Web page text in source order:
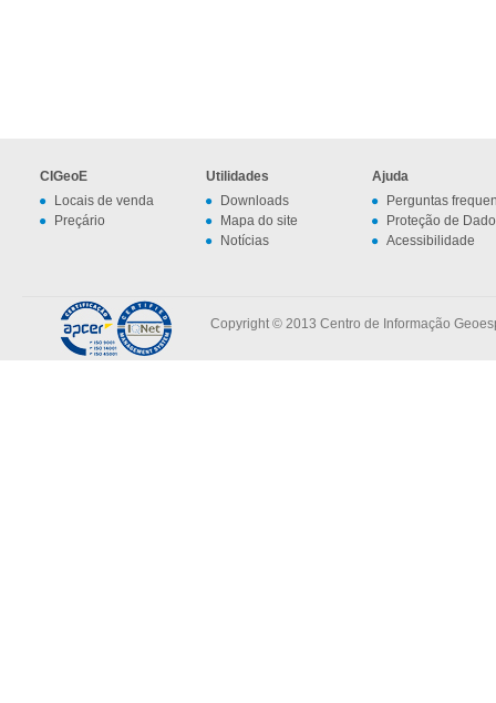
CIGeoE
Locais de venda
Preçário
Utilidades
Downloads
Mapa do site
Notícias
Ajuda
Perguntas
Proteção de
Acessibilidade
Copyright © 2013 Centro de Informação